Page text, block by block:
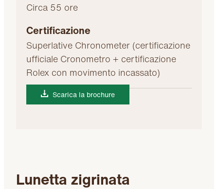
Circa 55 ore
Certificazione
Superlative Chronometer (certificazione
ufficiale Cronometro + certificazione
Rolex con movimento incassato)
Scarica la brochure
Lunetta zigrinata